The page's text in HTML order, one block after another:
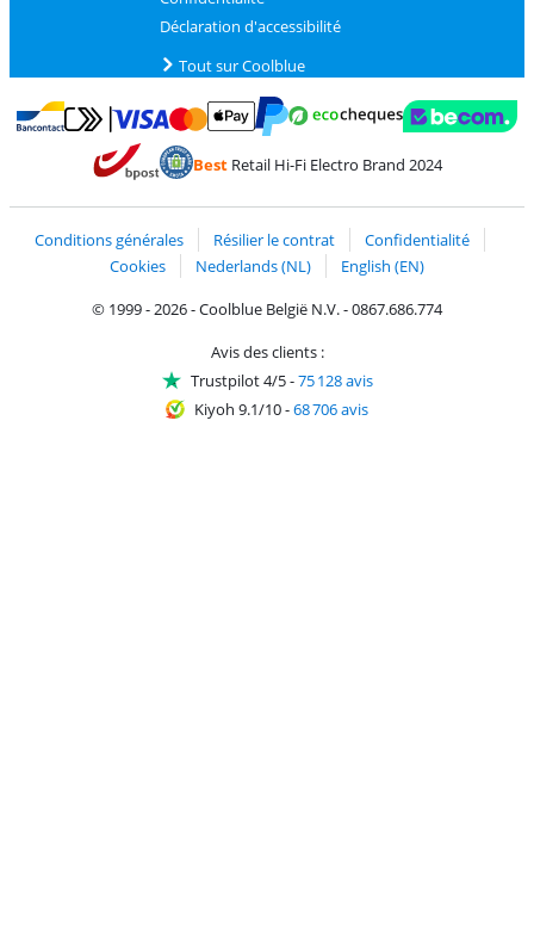
Déclaration d'accessibilité
Tout sur Coolblue
Payer avec Bancontact
Payer avec MasterCard et Visa via ClickToPay
BestRetail Hi-Fi Electro Brand 2024
Conditions générales Résilier le contrat
Confidentialité
Cookies
Nederlands (NL)
English (EN)
© 1999 - 2026 - Coolblue België N.V. - 0867.686.774
Avis des clients :
Trustpilot 4/5-75 128 avis
Kiyoh 9.1/10-68 706 avis